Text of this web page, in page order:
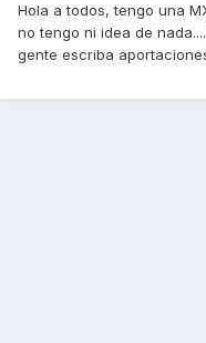
Hola a todos, tengo una
no tengo ni idea de
gente escriba